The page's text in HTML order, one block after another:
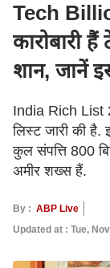
Tech
कारोबारी
शान, जानें
India Rich List
लिस्ट जारी की
कुल संपत्ति 800
अमीर शख्स हैं.
By : ABP Live
Updated at : Tue,